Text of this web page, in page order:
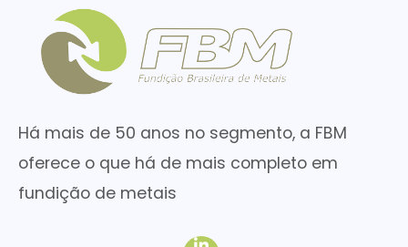
Há mais de 50 anos no segmento, a FBM
oferece o que há de mais completo em
fundição de metais